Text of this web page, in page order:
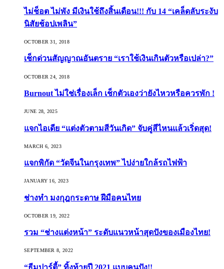
ไม่ช็อต ไม่พัง มีเงินใช้ถึงสิ้นเดือน!!! กับ 14 “เคล็ดลับระงับ
นิสัยช้อปเพลิน”
OCTOBER 31, 2018
เช็กด่วนสัญญาณอันตราย “เราใช้เงินเกินตัวหรือเปล่า?”
OCTOBER 24, 2018
Burnout ไม่ใช่เรื่องเล็ก เช็กตัวเองว่ายังไหวหรือควรพัก !
JUNE 28, 2025
แจกไอเดีย “แต่งตัวตามสีวันเกิด” จับคู่สีไหนแล้วเริ่ดสุด!
MARCH 6, 2023
แจกพิกัด “วัดจีนในกรุงเทพ” ไปง่ายใกล้รถไฟฟ้า
JANUARY 16, 2023
ช่างทำ มงกุฎกระดาษ ฝีมือคนไทย
OCTOBER 19, 2022
รวม “ช่างแต่งหน้า” ระดับแนวหน้าสุดปังของเมืองไทย!
SEPTEMBER 8, 2022
“ธีมปาร์ตี้” ทิ้งท้ายปี 2021 แบบคนปัง!!